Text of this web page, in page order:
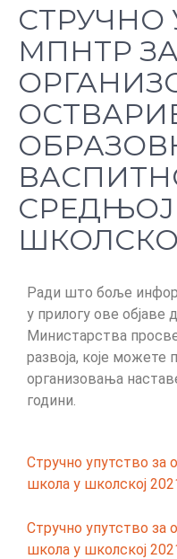
СТРУЧНО
МПНТР ЗА
Ради што боље
у прилогу ове објаве
Министарства
развоја, које можете
организовања
години.
Стручно упутство за
школа у школској
Стручно упутство за
школа у школској